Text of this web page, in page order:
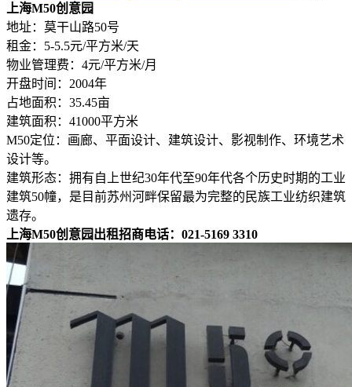
上海M50创意园
地址：莫干山路50号
租金：5-5.5元/平方米/天
物业管理费：4元/平方米/月
开盘时间：2004年
占地面积：35.45亩
建筑面积：41000平方米
M50定位：画廊、平面设计、建筑设计、影视制作、环境艺术
设计等。
建筑形态：拥有自上世纪30年代至90年代各个历史时期的工业
建筑50幢，是目前苏州河畔保留最为完整的民族工业纺织建筑
遗存。
上海M50创意园出租招商电话：021-5169 3310